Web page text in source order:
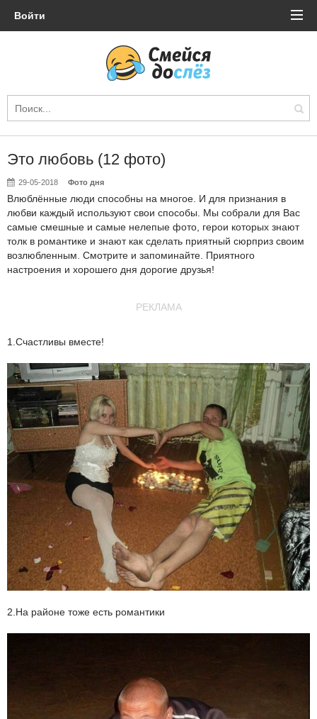
Войти
Это любовь (12 фото)
29-05-2018 Фото дня
Влюблённые люди способны на многое. И для признания в
любви каждый используют свои способы. Мы собрали для Вас
самые смешные и самые нелепые фото, герои которых знают
толк в романтике и знают как сделать приятный сюрприз своим
возлюбленным. Смотрите и запоминайте. Приятного
настроения и хорошего дня дорогие друзья!
РЕКЛАМА
1.Счастливы вместе!
2.На районе тоже есть романтики